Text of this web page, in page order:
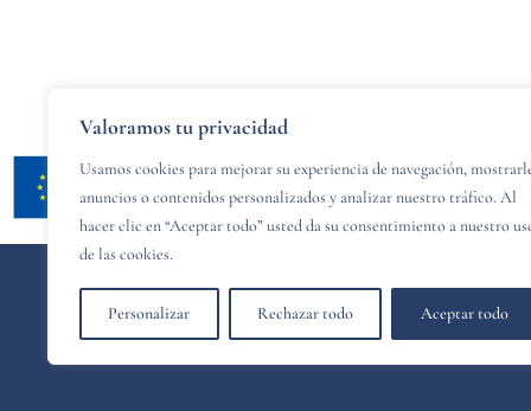
Valoramos tu privacidad
Usamos cookies para mejorar su experiencia de navegación,
anuncios o contenidos personalizados y analizar nuestro tráfico. Al
hacer clic en “Aceptar todo” usted da su consentimiento a nuestro
de las cookies.
Personalizar Rechazar todo Aceptar todo
© 2024 PZCR legal - Diseñado y desarrollado por